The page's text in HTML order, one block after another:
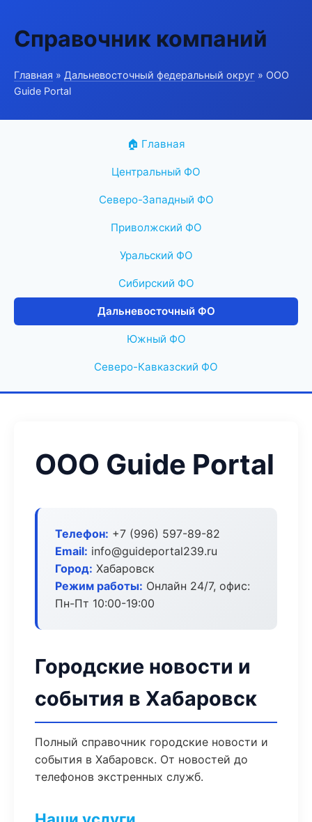
Справочник компаний
Главная » Дальневосточный федеральный округ » ООО
Guide Portal
🏠 Главная
Центральный ФО
Северо-Западный ФО
Приволжский ФО
Уральский ФО
Сибирский ФО
Дальневосточный ФО
Южный ФО
Северо-Кавказский ФО
ООО Guide Portal
Телефон: +7 (996) 597-89-82
Email: info@guideportal239.ru
Город: Хабаровск
Режим работы: Онлайн 24/7, офис:
Пн-Пт 10:00-19:00
Городские новости и
события в Хабаровск
Полный справочник городские новости и
события в Хабаровск. От новостей до
телефонов экстренных служб.